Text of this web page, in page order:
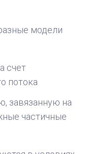
модели
счет
потока
завязанную на
частичные